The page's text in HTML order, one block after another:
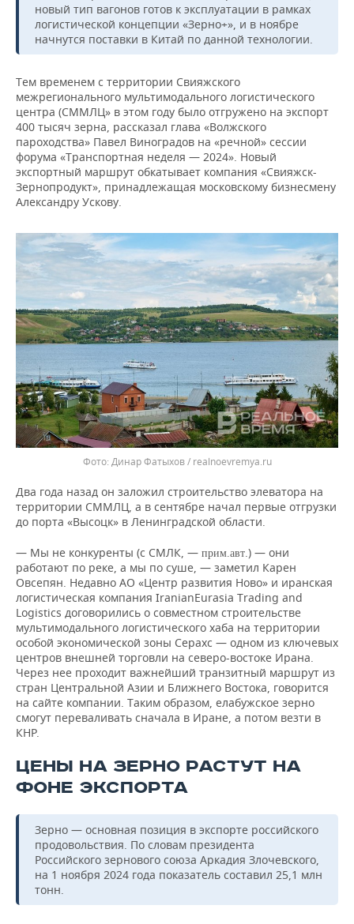
новый тип вагонов готов к эксплуатации в рамках
логистической концепции «Зерно+», и в ноябре
начнутся поставки в Китай по данной технологии.
Тем временем с территории Свияжского
межрегионального мультимодального логистического
центра (СММЛЦ» в этом году было отгружено на экспорт
400 тысяч зерна, рассказал глава «Волжского
пароходства» Павел Виноградов на «речной» сессии
форума «Транспортная неделя — 2024». Новый
экспортный маршрут обкатывает компания «Свияжск-
Зернопродукт», принадлежащая московскому бизнесмену
Александру Ускову.
Динар Фатыхов / realnoevremya.ru
Два года назад он заложил строительство элеватора на
территории СММЛЦ, а в сентябре начал первые отгрузки
до порта «Высоцк» в Ленинградской области.
— Мы не конкуренты (с СМЛК, — прим.авт.) — они
работают по реке, а мы по суше, — заметил Карен
Овсепян. Недавно АО «Центр развития Ново» и иранская
логистическая компания IranianEurasia Trading and
Logistics договорились о совместном строительстве
мультимодального логистического хаба на территории
особой экономической зоны Серахс — одном из ключевых
центров внешней торговли на северо-востоке Ирана.
Через нее проходит важнейший транзитный маршрут из
стран Центральной Азии и Ближнего Востока, говорится
на сайте компании. Таким образом, елабужское зерно
смогут переваливать сначала в Иране, а потом везти в
КНР.
ЦЕНЫ НА ЗЕРНО РАСТУТ НА
ФОНЕ ЭКСПОРТА
Зерно — основная позиция в экспорте российского
продовольствия. По словам президента
Российского зернового союза Аркадия Злочевского,
на 1 ноября 2024 года показатель составил 25,1 млн
тонн.